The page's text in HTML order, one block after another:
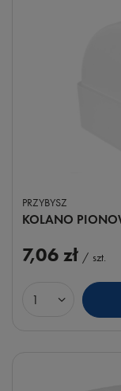
PRZYBYSZ
KOLANO
7,06 zł / szt.
Ilość produktów